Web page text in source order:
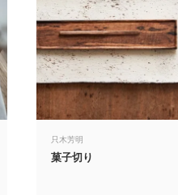
只木芳明
菓子切り